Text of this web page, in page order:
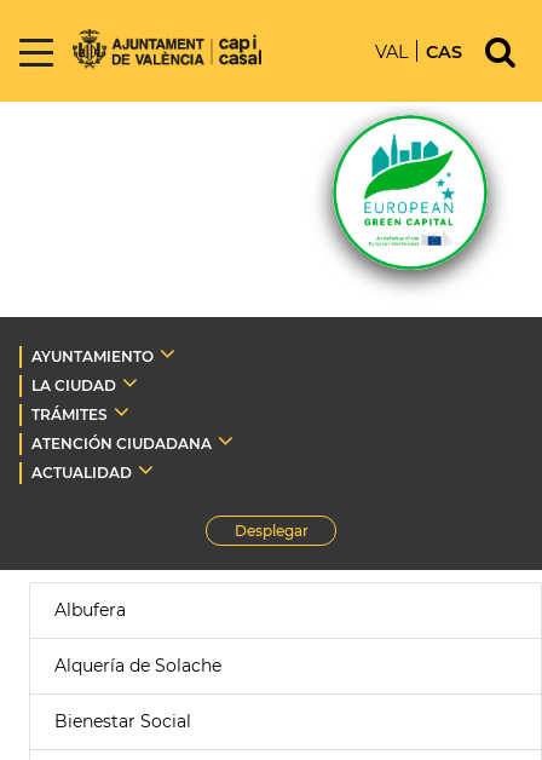
VAL CAS
AYUNTAMIENTO
LA CIUDAD
TRÁMITES
ATENCIÓN CIUDADANA
ACTUALIDAD
Desplegar
Albufera
Alquería de Solache
Bienestar Social